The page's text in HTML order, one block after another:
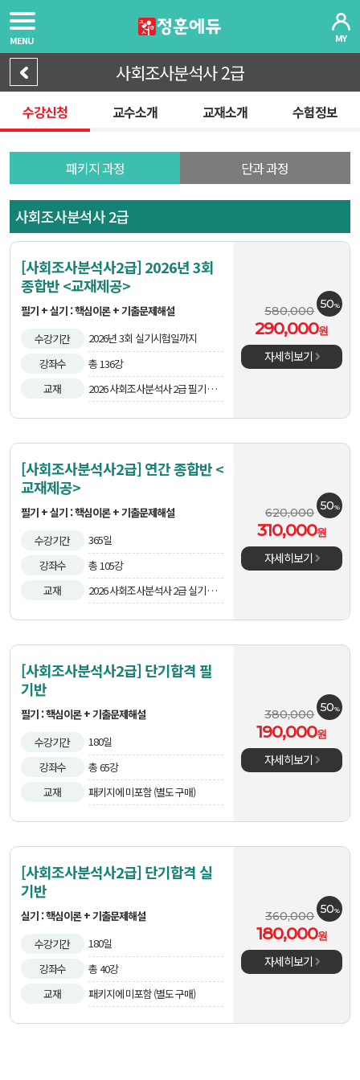
MENU MY
사회조사분석사 2급
수강신청 교수소개 교재소개 수험정보
패키지 과정 단과 과정
사회조사분석사 2급
[사회조사분석사2급] 2026년 3회
종합반 <교재제공>
필기 + 실기 : 핵심이론 + 기출문제해설
수강기간
2026년 3회 실기시험일까지
강좌수
총 136강
교재
2026 사회조사분석사 2급 필기 한
방에 끝내기 외 2권
580,000 50%
290,000원
자세히보기
[사회조사분석사2급] 연간 종합반 <
교재제공>
필기 + 실기 : 핵심이론 + 기출문제해설
수강기간
365일
강좌수
총 105강
교재
2026 사회조사분석사 2급 실기 한
방에 끝내기외 2권
620,000 50%
310,000원
자세히보기
[사회조사분석사2급] 단기합격 필
기반
필기 : 핵심이론 + 기출문제해설
수강기간
180일
강좌수
총 65강
교재
패키지에 미포함 (별도 구매)
380,000 50%
190,000원
자세히보기
[사회조사분석사2급] 단기합격 실
기반
실기 : 핵심이론 + 기출문제해설
수강기간
180일
강좌수
총 40강
교재
패키지에 미포함 (별도 구매)
360,000 50%
180,000원
자세히보기